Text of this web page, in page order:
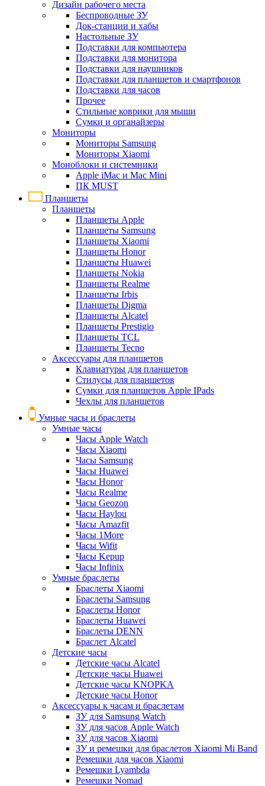
Дизайн рабочего места
Беспроводные ЗУ
Док-станции и хабы
Настольные ЗУ
Подставки для компьютера
Подставки для монитора
Подставки для наушников
Подставки для планшетов и смартфонов
Подставки для часов
Прочее
Стильные коврики для мыши
Сумки и органайзеры
Мониторы
Мониторы Samsung
Мониторы Xiaomi
Моноблоки и системники
Apple iMac и Mac Mini
ПК MUST
Планшеты
Планшеты
Планшеты Apple
Планшеты Samsung
Планшеты Xiaomi
Планшеты Honor
Планшеты Huawei
Планшеты Nokia
Планшеты Realme
Планшеты Irbis
Планшеты Digma
Планшеты Alcatel
Планшеты Prestigio
Планшеты TCL
Планшеты Tecno
Аксессуары для планшетов
Клавиатуры для планшетов
Стилусы для планшетов
Сумки для планшетов Apple IPads
Чехлы для планшетов
Умные часы и браслеты
Умные часы
Часы Apple Watch
Часы Xiaomi
Часы Samsung
Часы Huawei
Часы Honor
Часы Realme
Часы Geozon
Часы Haylou
Часы Amazfit
Часы 1More
Часы Wifit
Часы Kepup
Часы Infinix
Умные браслеты
Браслеты Xiaomi
Браслеты Samsung
Браслеты Honor
Браслеты Huawei
Браслеты DENN
Браслет Alcatel
Детские часы
Детские часы Alcatel
Детские часы Huawei
Детские часы KNOPKA
Детские часы Honor
Аксессуары к часам и браслетам
ЗУ для Samsung Watch
ЗУ для часов Apple Watch
ЗУ для часов Xiaomi
ЗУ и ремешки для браслетов Xiaomi Mi Band
Ремешки для часов Xiaomi
Ремешки Lyambda
Ремешки Nomad